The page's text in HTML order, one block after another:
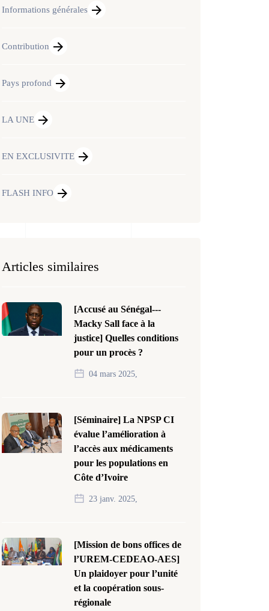
Informations générales
Contribution
Pays profond
LA UNE
EN EXCLUSIVITE
FLASH INFO
Articles similaires
[Accusé au Sénégal---
Macky Sall face à la
justice] Quelles conditions
pour un procès ?
04 mars 2025,
[Séminaire] La NPSP CI
évalue l’amélioration à
l’accès aux médicaments
pour les populations en
Côte d’Ivoire
23 janv. 2025,
[Mission de bons offices de
l’UREM-CEDEAO-AES]
Un plaidoyer pour l’unité
et la coopération sous-
régionale